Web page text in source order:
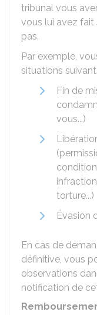
tribunal vous
vous lui avez fait
pas.
Par exemple,
situations
Fin de
vous...)
torture...)
Évasion
En cas de
définitive, vous
observations
notification de